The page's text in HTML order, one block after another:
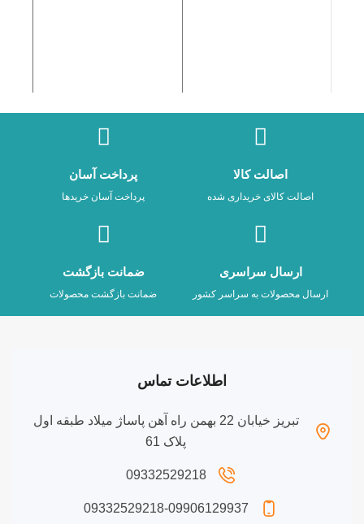
اصالت کالا
اصالت کالای خریداری شده
پرداخت آسان
پرداخت آسان خریدها
ارسال سراسری
ارسال محصولات به سراسر کشور
ضمانت بازگشت
ضمانت بازگشت محصولات
اطلاعات تماس
تبریز خیابان 22 بهمن راه آهن پاساژ میلاد طبقه اول
پلاک 61
09332529218
09332529218-09906129937